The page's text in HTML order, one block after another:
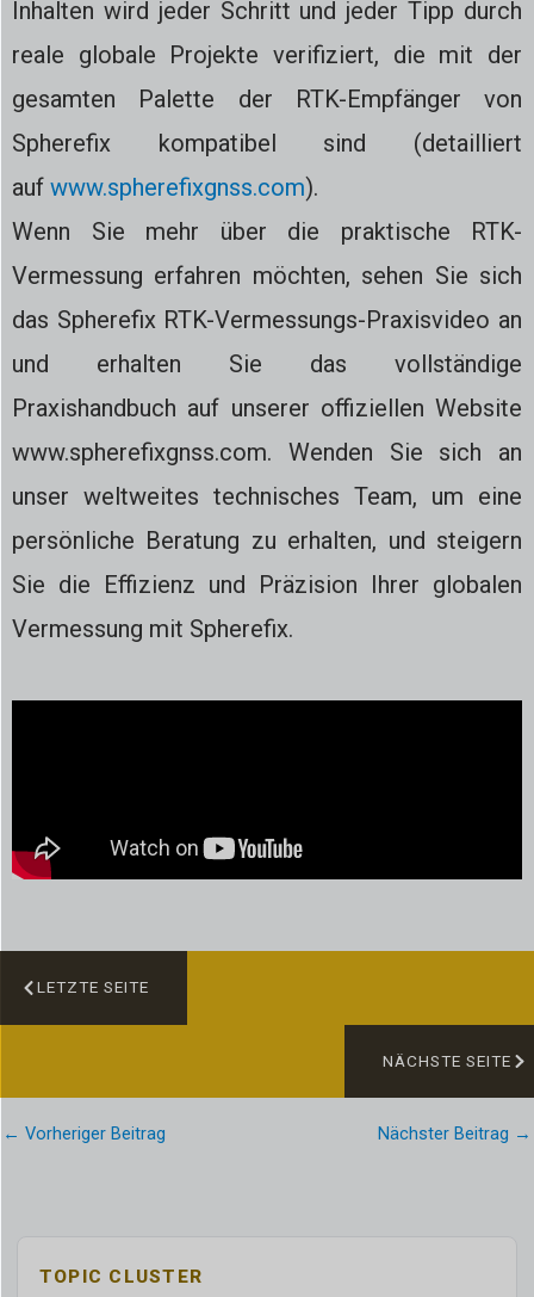
Inhalten wird jeder Schritt und jeder Tipp durch
reale globale Projekte verifiziert, die mit der
gesamten Palette der RTK-Empfänger von
Spherefix kompatibel sind (detailliert
auf www.spherefixgnss.com).
Wenn Sie mehr über die praktische RTK-
Vermessung erfahren möchten, sehen Sie sich
das Spherefix RTK-Vermessungs-Praxisvideo an
und erhalten Sie das vollständige
Praxishandbuch auf unserer offiziellen Website
www.spherefixgnss.com. Wenden Sie sich an
unser weltweites technisches Team, um eine
persönliche Beratung zu erhalten, und steigern
Sie die Effizienz und Präzision Ihrer globalen
Vermessung mit Spherefix.
LETZTE SEITE
NÄCHSTE SEITE
← Vorheriger Beitrag Nächster Beitrag →
TOPIC CLUSTER